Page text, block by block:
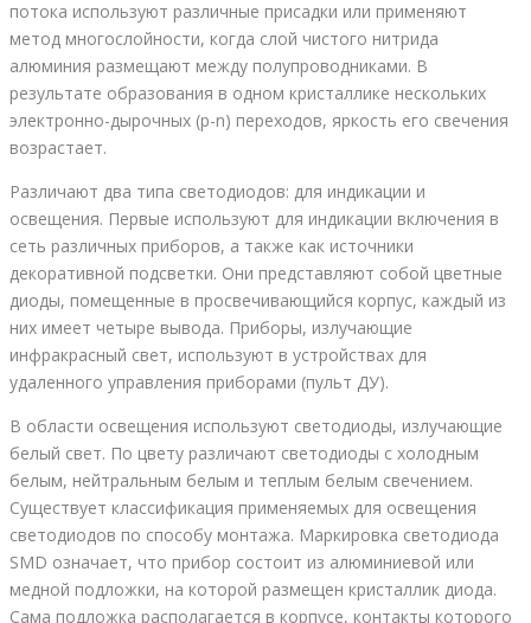
потока используют различные присадки или применяют
метод многослойности, когда слой чистого нитрида
алюминия размещают между полупроводниками. В
результате образования в одном кристаллике нескольких
электронно-дырочных (p-n) переходов, яркость его свечения
возрастает.
Различают два типа светодиодов: для индикации и
освещения. Первые используют для индикации включения в
сеть различных приборов, а также как источники
декоративной подсветки. Они представляют собой цветные
диоды, помещенные в просвечивающийся корпус, каждый из
них имеет четыре вывода. Приборы, излучающие
инфракрасный свет, используют в устройствах для
удаленного управления приборами (пульт ДУ).
В области освещения используют светодиоды, излучающие
белый свет. По цвету различают светодиоды с холодным
белым, нейтральным белым и теплым белым свечением.
Существует классификация применяемых для освещения
светодиодов по способу монтажа. Маркировка светодиода
SMD означает, что прибор состоит из алюминиевой или
медной подложки, на которой размещен кристаллик диода.
Сама подложка располагается в корпусе, контакты которого